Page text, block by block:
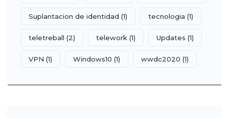
Suplantacion de identidad (1) tecnologia (1)
teletreball (2) telework (1) Updates (1)
VPN (1) Windows10 (1) wwdc2020 (1)